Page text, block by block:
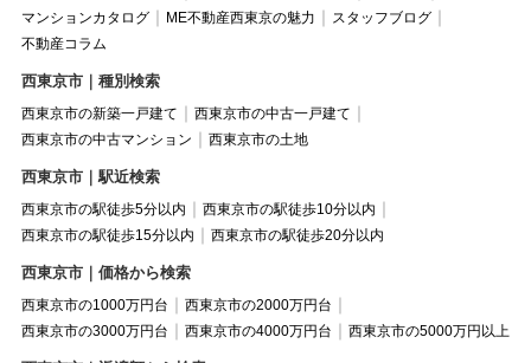
マンションカタログ
ME不動産西東京の魅力
スタッフブログ
不動産コラム
西東京市｜種別検索
西東京市の新築一戸建て
西東京市の中古一戸建て
西東京市の中古マンション
西東京市の土地
西東京市｜駅近検索
西東京市の駅徒歩5分以内
西東京市の駅徒歩10分以内
西東京市の駅徒歩15分以内
西東京市の駅徒歩20分以内
西東京市｜価格から検索
西東京市の1000万円台
西東京市の2000万円台
西東京市の3000万円台
西東京市の4000万円台 西東京市の5000万円以上